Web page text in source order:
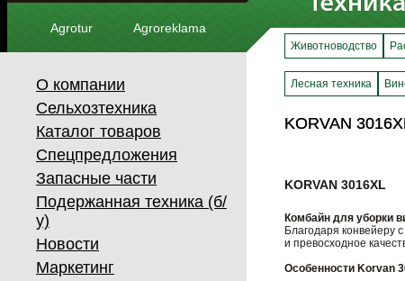
Agrotur Agroreklama
О компании
Сельхозтехника
Каталог товаров
Спецпредложения
Запасные части
Подержанная техника (б/
у)
Новости
Маркетинг
Животноводство
Лесная техника
KORVAN
KORVAN
KORVAN 3016XL
Комбайн для уборки
Благодаря конвейеру
и превосходное
Особенности Korvan